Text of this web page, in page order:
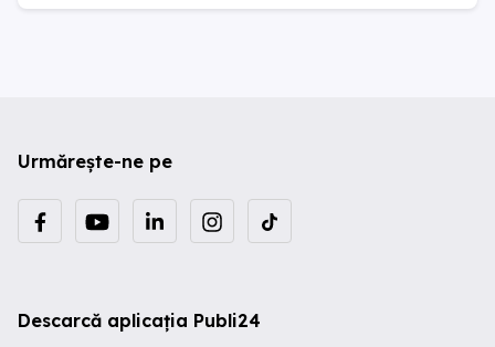
Urmărește-ne pe
Descarcă aplicația Publi24